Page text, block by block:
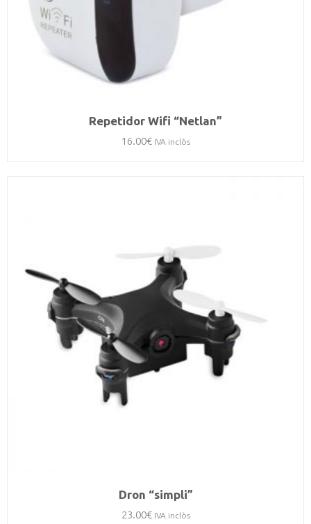
Repetidor Wifi “Netlan”
16.00€ IVA inclòs
Dron “simpli”
23.00€ IVA inclòs